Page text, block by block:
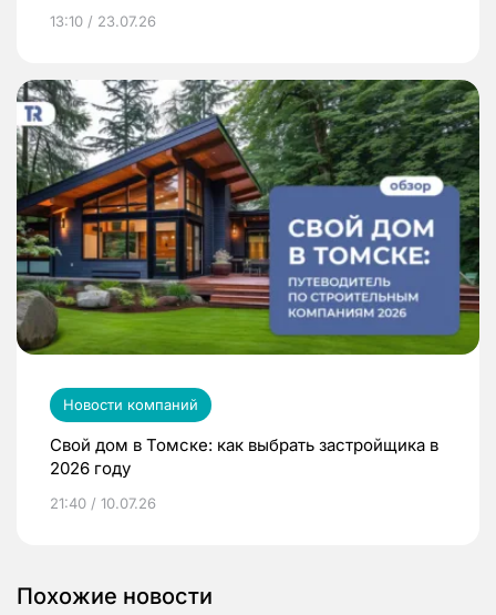
13:10 / 23.07.26
Новости компаний
Свой дом в Томске: как выбрать застройщика в
2026 году
21:40 / 10.07.26
Похожие новости